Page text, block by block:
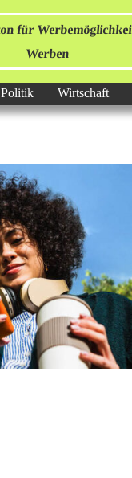
Werben
Politik Wirtschaft